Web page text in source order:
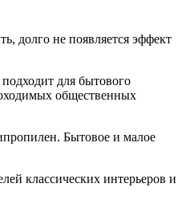
долго не появляется эффект
для бытового
общественных
Бытовое и малое
классических интерьеров и